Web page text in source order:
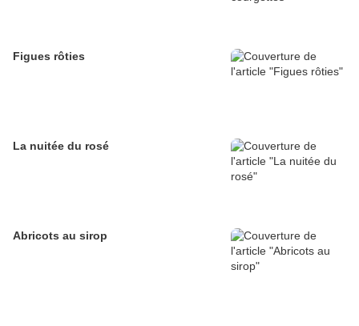
Figues rôties
La nuitée du rosé
Abricots au sirop